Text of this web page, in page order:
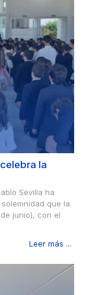
la
Sevilla ha
que la
junio), con el
Leer más ...